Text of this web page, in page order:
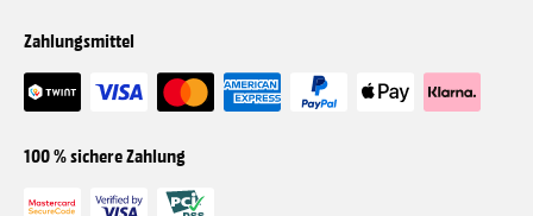
Zahlungsmittel
100 % sichere Zahlung